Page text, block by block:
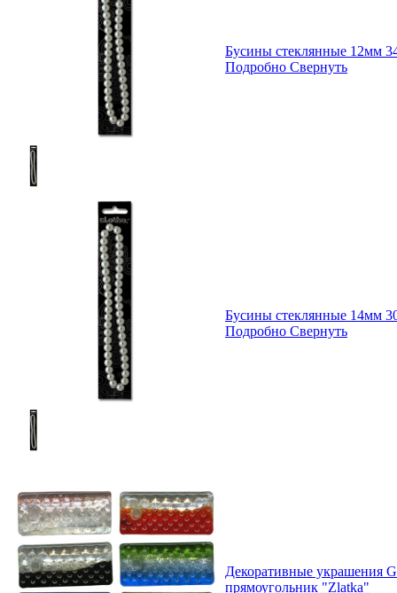
Бусины стеклянные 12мм
Подробно Свернуть
Бусины стеклянные 14мм
Подробно Свернуть
Декоративные украшения
прямоугольник "Zlatka"